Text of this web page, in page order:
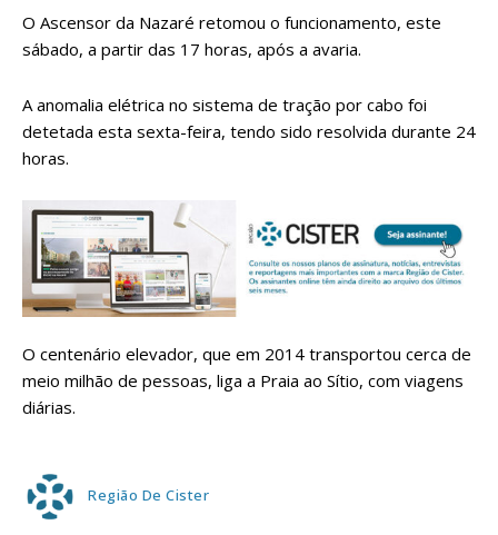
O Ascensor da Nazaré retomou o funcionamento, este
sábado, a partir das 17 horas, após a avaria.
A anomalia elétrica no sistema de tração por cabo foi
detetada esta sexta-feira, tendo sido resolvida durante 24
horas.
O centenário elevador, que em 2014 transportou cerca de
meio milhão de pessoas, liga a Praia ao Sítio, com viagens
diárias.
Região De Cister